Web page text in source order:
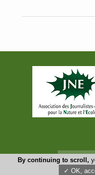
By continuing to scroll,
✓ OK,